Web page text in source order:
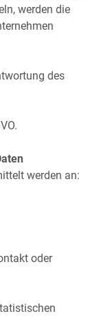
werden die
des
werden an:
oder